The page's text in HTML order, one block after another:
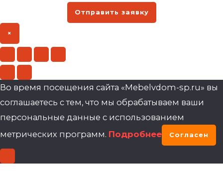
Отправить заявку
×
Во время посещения сайта «Mebelvdom-sp.ru» вы
соглашаетесь с тем, что мы обрабатываем ваши
персональные данные с использованием
метрических программ. Подробнее Согласен